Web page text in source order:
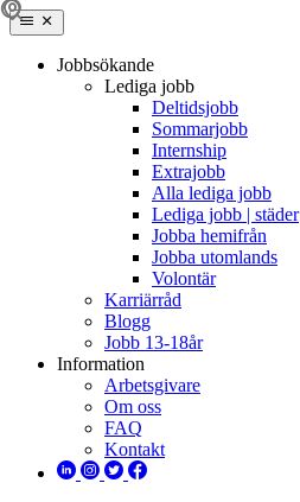
Jobbsökande
Lediga jobb
Deltidsjobb
Sommarjobb
Internship
Extrajobb
Alla lediga jobb
Lediga jobb | städer
Jobba hemifrån
Jobba utomlands
Volontär
Karriärråd
Blogg
Jobb 13-18år
Information
Arbetsgivare
Om oss
FAQ
Kontakt